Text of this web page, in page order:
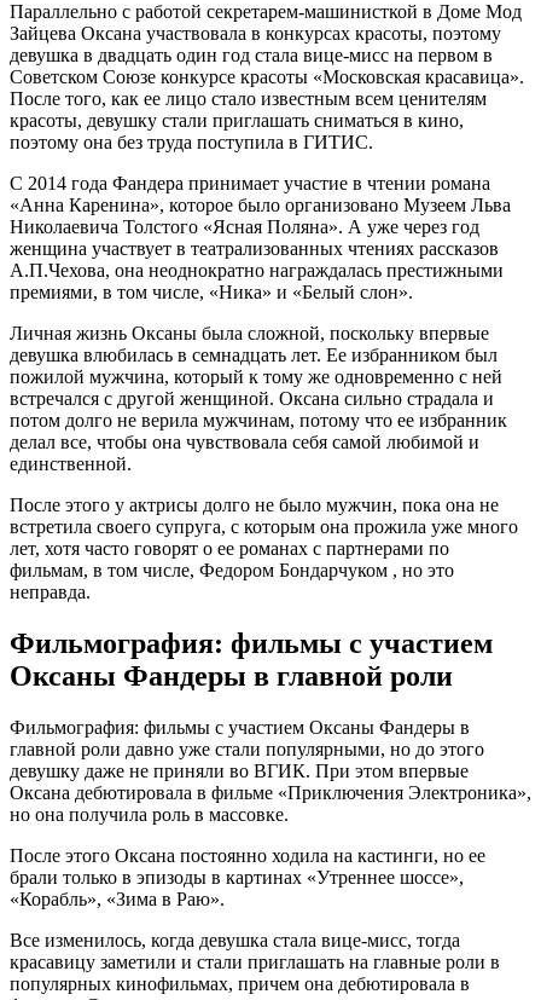
Параллельно с работой секретарем-машинисткой в Доме Мод
Зайцева Оксана участвовала в конкурсах красоты, поэтому
девушка в двадцать один год стала вице-мисс на первом в
Советском Союзе конкурсе красоты «Московская красавица».
После того, как ее лицо стало известным всем ценителям
красоты, девушку стали приглашать сниматься в кино,
поэтому она без труда поступила в ГИТИС.
С 2014 года Фандера принимает участие в чтении романа
«Анна Каренина», которое было организовано Музеем Льва
Николаевича Толстого «Ясная Поляна». А уже через год
женщина участвует в театрализованных чтениях рассказов
А.П.Чехова, она неоднократно награждалась престижными
премиями, в том числе, «Ника» и «Белый слон».
Личная жизнь Оксаны была сложной, поскольку впервые
девушка влюбилась в семнадцать лет. Ее избранником был
пожилой мужчина, который к тому же одновременно с ней
встречался с другой женщиной. Оксана сильно страдала и
потом долго не верила мужчинам, потому что ее избранник
делал все, чтобы она чувствовала себя самой любимой и
единственной.
После этого у актрисы долго не было мужчин, пока она не
встретила своего супруга, с которым она прожила уже много
лет, хотя часто говорят о ее романах с партнерами по
фильмам, в том числе, Федором Бондарчуком , но это
неправда.
Фильмография: фильмы с участием
Оксаны Фандеры в главной роли
Фильмография: фильмы с участием Оксаны Фандеры в
главной роли давно уже стали популярными, но до этого
девушку даже не приняли во ВГИК. При этом впервые
Оксана дебютировала в фильме «Приключения Электроника»,
но она получила роль в массовке.
После этого Оксана постоянно ходила на кастинги, но ее
брали только в эпизоды в картинах «Утреннее шоссе»,
«Корабль», «Зима в Раю».
Все изменилось, когда девушка стала вице-мисс, тогда
красавицу заметили и стали приглашать на главные роли в
популярных кинофильмах, причем она дебютировала в